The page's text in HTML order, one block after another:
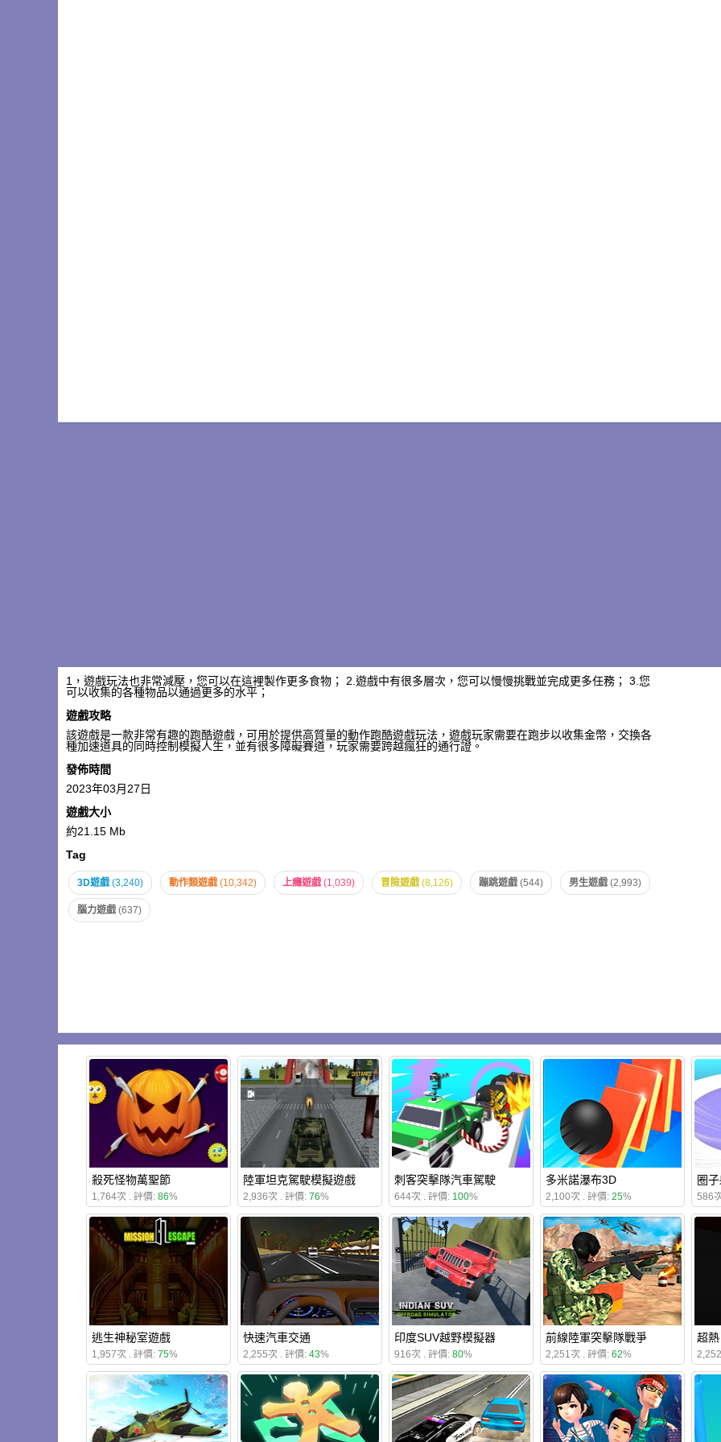
1，遊戲玩法也非常減壓，您可以在這裡製作更多食物； 2.遊戲中有很多層次，您可以慢慢挑戰並完成更多任務； 3.您
可以收集的各種物品以通過更多的水平；
遊戲攻略
該遊戲是一款非常有趣的跑酷遊戲，可用於提供高質量的動作跑酷遊戲玩法，遊戲玩家需要在跑步以收集金幣，交換各
種加速道具的同時控制模擬人生，並有很多障礙賽道，玩家需要跨越瘋狂的通行證。
發佈時間
2023年03月27日
遊戲大小
約21.15 Mb
Tag
3D遊戲 (3,240) 動作類遊戲 (10,342) 上癮遊戲 (1,039) 冒險遊戲 (8,126) 蹦跳遊戲 (544) 男生遊戲 (2,993)
腦力遊戲 (637)
殺死怪物萬聖節
1,764次 . 評價: 86%
陸軍坦克駕駛模擬遊戲
2,936次 . 評價: 76%
刺客突擊隊汽車駕駛
644次 . 評價: 100%
多米諾瀑布3D
2,100次 . 評價: 25%
圈
586
逃生神秘室遊戲
1,957次 . 評價: 75%
快速汽車交通
2,255次 . 評價: 43%
印度SUV越野模擬器
916次 . 評價: 80%
前線陸軍突擊隊戰爭
2,251次 . 評價: 62%
超熱